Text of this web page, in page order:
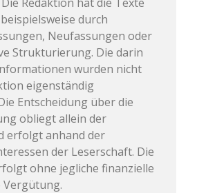
durch
Neufassungen oder
Strukturierung. Die darin
wurden nicht
eigenständig
Entscheidung über die
obliegt allein der
erfolgt anhand der
der Leserschaft. Die
ohne jegliche finanzielle